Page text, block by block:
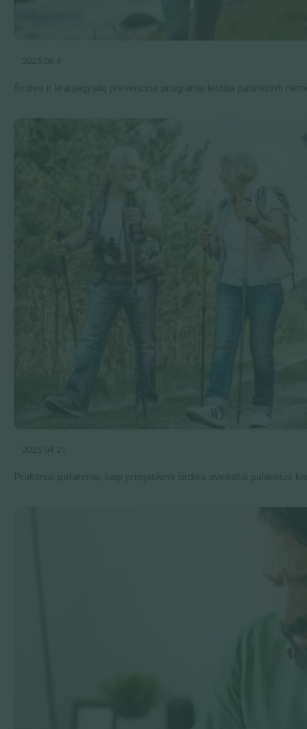
2025 08 4
Širdies ir kraujagyslių prevencinė programa leidžia pasitikrinti
2025 04 21
Praktiniai patarimai, kaip prisijaukinti širdies sveikatai palankius